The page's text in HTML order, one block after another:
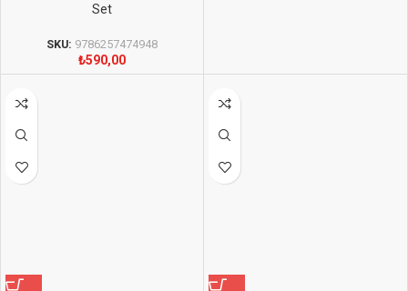
Set
SKU: 9786257474948
₺590,00